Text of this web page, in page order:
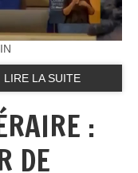
LIRE LA SUITE
:
DE